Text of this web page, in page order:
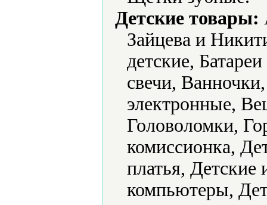
Детские товары:
Зайцева и
детские,
свечи,
электронные,
Головоломки,
комиссионка,
платья,
компьютеры,